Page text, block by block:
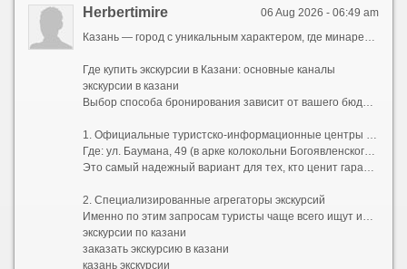
06 Aug 2026 - 06:49 am
Herbertimire
Казань — город с уникальным характером, где минареты мечетей соседствуют с золотыми куполами православных храмов, а древние легенды органично вплетаются в ритм современного мегаполиса. Чтобы увидеть столицу Татарстана во всем ее многообразии и не упустить важные детали, стоит довериться профессионалам. Ниже мы разберем, где купить экскурсии в Казани, как правильно их выбрать и какие маршруты считаются самыми захватывающими.
Где купить экскурсии в Казани: основные каналы
экскурсии в казани
Выбор способа бронирования зависит от вашего бюджета, стиля путешествия и желания общаться с местными жителями.
1. Официальные туристско-информационные центры (ТИЦ)
Где: ул. Баумана, 49 (в арке колокольни Богоявленского собора) и в аэропорту «Казань».
Это самый надежный вариант для тех, кто ценит гарантированное качество. Здесь можно бесплатно взять карту города, получить консультацию и сразу же оплатить сертифицированные туры. Цены здесь фиксированные, без скрытых комиссий.
2. Специализированные агрегаторы экскурсий
Именно по этим запросам туристы чаще всего ищут информацию в сети:
экскурсии по казани
заказать экскурсию в казани
казань экскурсии